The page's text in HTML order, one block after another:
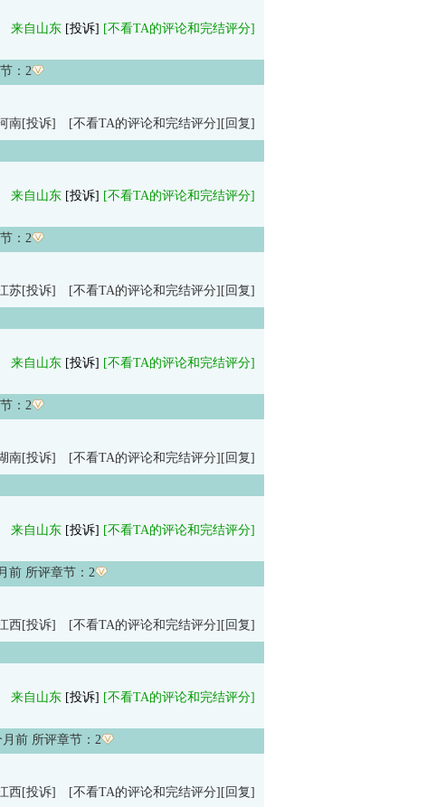
来自山东 [投诉] [不看TA的评论和完结评分]
： 2
南[投诉] [不看TA的评论和完结评分] [回复]
来自山东 [投诉] [不看TA的评论和完结评分]
： 2
苏[投诉] [不看TA的评论和完结评分] [回复]
来自山东 [投诉] [不看TA的评论和完结评分]
： 2
南[投诉] [不看TA的评论和完结评分] [回复]
来自山东 [投诉] [不看TA的评论和完结评分]
前 所评章节： 2
西 [投诉] [不看TA的评论和完结评分] [回复]
来自山东 [投诉] [不看TA的评论和完结评分]
前 所评章节： 2
西 [投诉] [不看TA的评论和完结评分] [回复]